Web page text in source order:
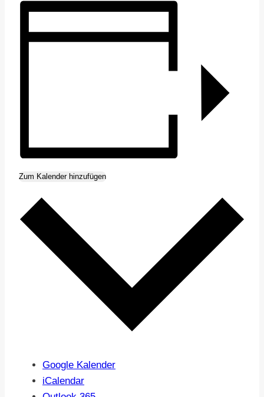
Zum Kalender hinzufügen
Google Kalender
iCalendar